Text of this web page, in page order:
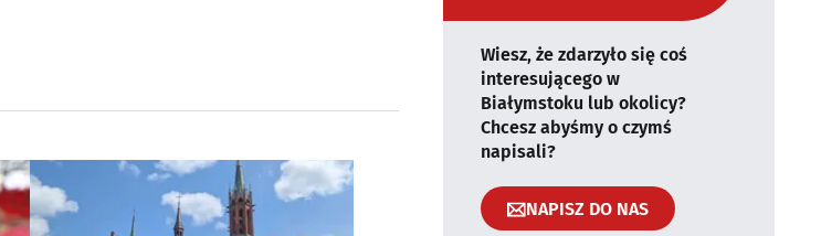
Wiesz, że zdarzyło się coś
interesującego w
Białymstoku lub okolicy?
Chcesz abyśmy o czymś
napisali?
NAPISZ DO NAS